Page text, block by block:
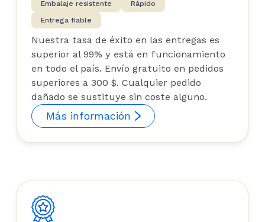
Embalaje resistente
Rápido
Entrega fiable
Nuestra tasa de éxito en las entregas es
superior al 99% y está en funcionamiento
en todo el país. Envío gratuito en pedidos
superiores a 300 $. Cualquier pedido
dañado se sustituye sin coste alguno.
Más información